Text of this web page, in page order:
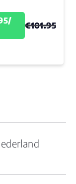
€101.95